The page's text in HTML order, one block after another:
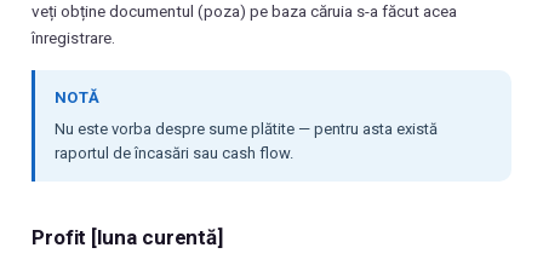
veți obține documentul (poza) pe baza căruia s-a făcut acea
înregistrare.
NOTĂ
Nu este vorba despre sume plătite — pentru asta există
raportul de încasări sau cash flow.
Profit [luna curentă]